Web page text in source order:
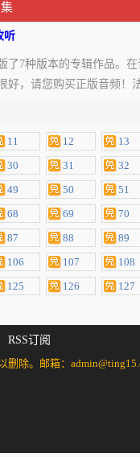
听
了7种版本的专辑作品
，请您购买正版音频！
11 12 13
30 31 32
49 50 51
68 69 70
87 88 89
106 107 108
125 126 127
RSS订阅
。邮箱：